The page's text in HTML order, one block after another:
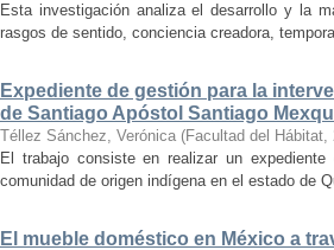
Esta investigación analiza el desarrollo y la
rasgos de sentido, conciencia creadora,
Expediente de gestión para la
de Santiago Apóstol Santiago
Téllez Sánchez, Verónica (Facultad del Hábitat,
El trabajo consiste en realizar un
comunidad de origen indígena en el estado de
El mueble doméstico en México a